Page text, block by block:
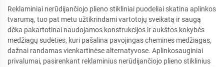
Reklaminiai nerūdijančiojo plieno stikliniai puodeliai skatina aplinkos
tvarumą, tuo pat metu užtikrindami vartotojų sveikatą ir saugą
dėka pakartotinai naudojamos konstrukcijos ir aukštos kokybės
medžiagų sudėties, kuri pašalina pavojingas chemines medžiagas,
dažnai randamas vienkartinėse alternatyvose. Aplinkosauginiai
privalumai, pasirenkant reklaminius nerūdijančiojo plieno stiklinius